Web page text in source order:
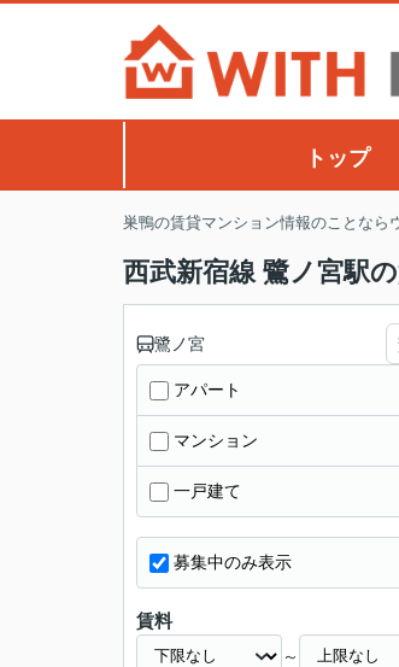
トップ
巣鴨の賃貸マンション情報のことなら
西武新宿線 鷺ノ宮駅
鷺ノ宮
アパート
マンション
一戸建て
募集中のみ表示
賃料
～